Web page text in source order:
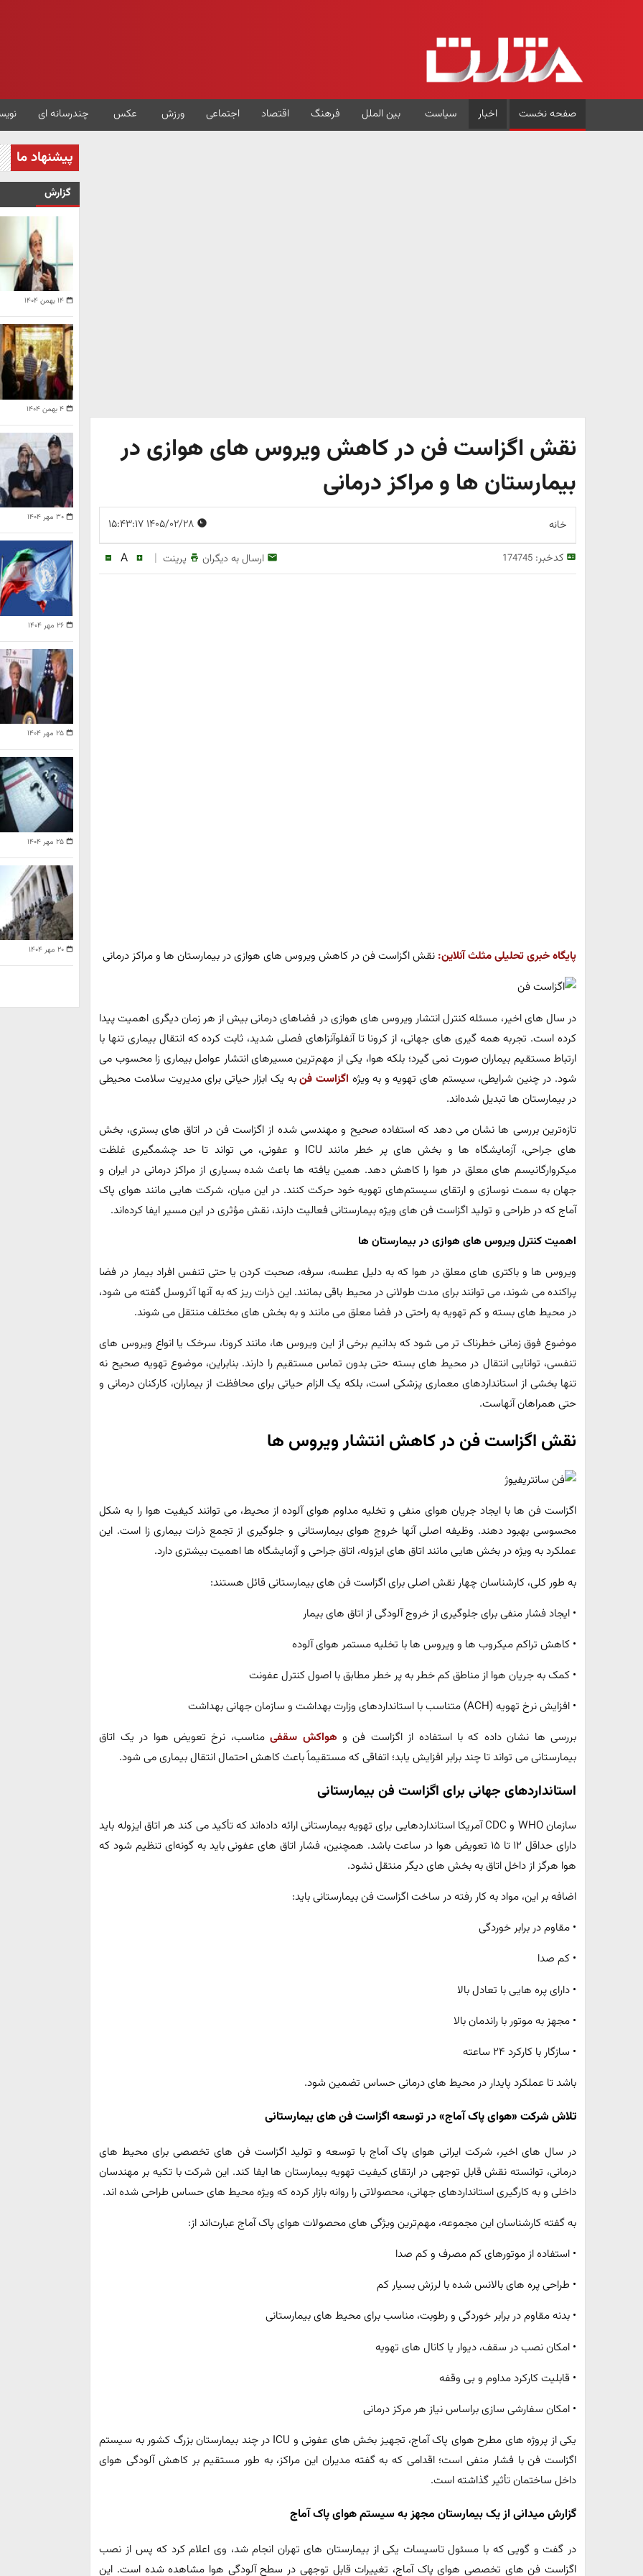
صفحه نخست اخبار سیاست بین الملل فرهنگ اقتصاد اجتماعی ورزش عکس چندرسانه ای
نقش اگزاست فن در کاهش ویروس‌ های هوازی در
بیمارستان‌ ها و مراکز درمانی
خانه
کدخبر:174745 ارسال به دیگران پرینت |
A
پایگاه خبری تحلیلی مثلث آنلاین: نقش اگزاست فن در کاهش ویروس‌ های هوازی در بیمارستان‌ ها و مراکز درمانی
در سال‌ های اخیر، مسئله کنترل انتشار ویروس‌ های هوازی در فضاهای درمانی بیش از هر زمان دیگری اهمیت پیدا
کرده است. تجربه همه‌ گیری‌ های جهانی، از کرونا تا آنفلوآنزاهای فصلی شدید، ثابت کرده که انتقال بیماری تنها با
ارتباط مستقیم بیماران صورت نمی‌ گیرد؛ بلکه هوا، یکی از مهم‌ترین مسیرهای انتشار عوامل بیماری‌ زا محسوب می‌
شود. در چنین شرایطی، سیستم‌ های تهویه و به‌ ویژه اگزاست‌ فن‌به یک ابزار حیاتی برای مدیریت سلامت محیطی
در بیمارستان‌ ها تبدیل شده‌اند.
تازه‌ترین بررسی‌ ها نشان می‌ دهد که استفاده صحیح و مهندسی‌ شده از اگزاست‌ فن در اتاق‌ های بستری، بخش‌
های جراحی، آزمایشگاه‌ ها و بخش‌ های پر خطر مانند ICU و عفونی، می‌ تواند تا حد چشمگیری غلظت
میکروارگانیسم‌ های معلق در هوا را کاهش دهد. همین یافته‌ ها باعث شده بسیاری از مراکز درمانی در ایران و
جهان به سمت نوسازی و ارتقای سیستم‌های تهویه خود حرکت کنند. در این میان، شرکت‌ هایی مانند هوای پاک
آماج که در طراحی و تولید اگزاست‌ فن‌ های ویژه بیمارستانی فعالیت دارند، نقش مؤثری در این مسیر ایفا کرده‌اند.
اهمیت کنترل ویروس‌ های هوازی در بیمارستان‌ ها
ویروس‌ ها و باکتری‌ های معلق در هوا که به دلیل عطسه، سرفه، صحبت‌ کردن یا حتی تنفس افراد بیمار در فضا
پراکنده می‌ شوند، می‌ توانند برای مدت طولانی در محیط باقی بمانند. این ذرات ریز که به آنها آئروسل گفته می‌ شود،
در محیط‌ های بسته و کم‌ تهویه به‌ راحتی در فضا معلق می‌ مانند و به بخش‌ های مختلف منتقل می‌ شوند.
موضوع فوق زمانی خطرناک‌ تر می‌ شود که بدانیم برخی از این ویروس‌ ها، مانند کرونا، سرخک یا انواع ویروس‌ های
تنفسی، توانایی انتقال در محیط‌ های بسته حتی بدون تماس مستقیم را دارند. بنابراین، موضوع تهویه صحیح نه‌
تنها بخشی از استانداردهای معماری پزشکی است، بلکه یک الزام حیاتی برای محافظت از بیماران، کارکنان درمانی و
حتی همراهان آنهاست.
نقش اگزاست‌ فن در کاهش انتشار ویروس‌ ها
اگزاست‌ فن‌ ها با ایجاد جریان هوای منفی و تخلیه مداوم هوای آلوده از محیط، می‌ توانند کیفیت هوا را به شکل
محسوسی بهبود دهند. وظیفه اصلی آنها خروج هوای بیمارستانی و جلوگیری از تجمع ذرات بیماری‌ زا است. این
عملکرد به‌ ویژه در بخش‌ هایی مانند اتاق‌ های ایزوله، اتاق جراحی و آزمایشگاه‌ ها اهمیت بیشتری دارد.
به‌ طور کلی، کارشناسان چهار نقش اصلی برای اگزاست‌ فن‌ های بیمارستانی قائل هستند:
• ایجاد فشار منفی برای جلوگیری از خروج آلودگی از اتاق‌ های بیمار
• کاهش تراکم میکروب‌ ها و ویروس‌ ها با تخلیه مستمر هوای آلوده
• کمک به جریان هوا از مناطق کم‌ خطر به پر خطر مطابق با اصول کنترل عفونت
• افزایش نرخ تهویه (ACH) متناسب با استانداردهای وزارت بهداشت و سازمان جهانی بهداشت
بررسی‌ ها نشان داده که با استفاده از اگزاست‌ فن و هواکش سقفیمناسب، نرخ تعویض هوا در یک اتاق
بیمارستانی می‌ تواند تا چند برابر افزایش یابد؛ اتفاقی که مستقیماً باعث کاهش احتمال انتقال بیماری می‌ شود.
استانداردهای جهانی برای اگزاست‌ فن بیمارستانی
سازمان WHO و CDC آمریکا استانداردهایی برای تهویه بیمارستانی ارائه داده‌اند که تأکید می‌ کند هر اتاق ایزوله باید
دارای حداقل ۱۲ تا ۱۵ تعویض هوا در ساعت باشد. همچنین، فشار اتاق‌ های عفونی باید به‌ گونه‌ای تنظیم شود که
هوا هرگز از داخل اتاق به بخش‌ های دیگر منتقل نشود.
اضافه بر این، مواد به‌ کار رفته در ساخت اگزاست‌ فن بیمارستانی باید:
• مقاوم در برابر خوردگی
• کم‌ صدا
• دارای پره‌ هایی با تعادل بالا
• مجهز به موتور با راندمان بالا
• سازگار با کارکرد ۲۴ ساعته
باشد تا عملکرد پایدار در محیط‌ های درمانی حساس تضمین شود.
تلاش شرکت «هوای پاک آماج» در توسعه اگزاست‌ فن‌ های بیمارستانی
در سال‌ های اخیر، شرکت ایرانی هوای پاک آماج با توسعه و تولید اگزاست‌ فن‌ های تخصصی برای محیط‌ های
درمانی، توانسته نقش قابل توجهی در ارتقای کیفیت تهویه بیمارستان‌ ها ایفا کند. این شرکت با تکیه بر مهندسان
داخلی و به‌ کارگیری استانداردهای جهانی، محصولاتی را روانه بازار کرده که ویژه محیط‌ های حساس طراحی شده‌ اند.
به گفته کارشناسان این مجموعه، مهم‌ترین ویژگی‌ های محصولات هوای پاک آماج عبارت‌اند از:
• استفاده از موتورهای کم‌ مصرف و کم‌ صدا
• طراحی پره‌ های بالانس‌ شده با لرزش بسیار کم
• بدنه مقاوم در برابر خوردگی و رطوبت، مناسب برای محیط‌ های بیمارستانی
• امکان نصب در سقف، دیوار یا کانال‌ های تهویه
• قابلیت کارکرد مداوم و بی‌ وقفه
• امکان سفارشی‌ سازی براساس نیاز هر مرکز درمانی
یکی از پروژه‌ های مطرح هوای پاک آماج، تجهیز بخش‌ های عفونی و ICU در چند بیمارستان بزرگ کشور به سیستم
اگزاست‌ فن با فشار منفی است؛ اقدامی که به گفته مدیران این مراکز، به‌ طور مستقیم بر کاهش آلودگی هوای
داخل ساختمان تأثیر گذاشته است.
گزارش میدانی از یک بیمارستان مجهز به سیستم هوای پاک آماج
در گفت‌ و گویی که با مسئول تاسیسات یکی از بیمارستان‌ های تهران انجام شد، وی اعلام کرد که پس از نصب
اگزاست‌ فن‌ های تخصصی هوای پاک آماج، تغییرات قابل توجهی در سطح آلودگی هوا مشاهده شده است. این
پیشنهاد ما
گزارش
۱۴ بهمن ۱۴۰۴
۴ بهمن ۱۴۰۴
۳۰ مهر ۱۴۰۴
۲۶ مهر ۱۴۰۴
۲۵ مهر ۱۴۰۴
۲۵ مهر ۱۴۰۴
۲۰ مهر ۱۴۰۴